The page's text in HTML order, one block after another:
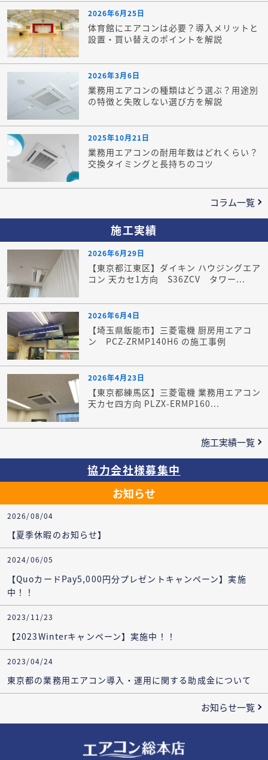
2026年6月25日
体育館にエアコンは必要？導入メリットと
設置・買い替えのポイントを解説
2026年3月6日
業務用エアコンの種類はどう選ぶ？用途別
の特徴と失敗しない選び方を解説
2025年10月21日
業務用エアコンの耐用年数はどれくらい？
交換タイミングと長持ちのコツ
コラム一覧
施工実績
2026年6月29日
【東京都江東区】ダイキン ハウジングエア
コン 天カセ1方向 S36ZCV タワー...
2026年6月4日
【埼玉県飯能市】三菱電機 厨房用エアコ
ン PCZ-ZRMP140H6 の施工事例
2026年4月23日
【東京都練馬区】三菱電機 業務用エアコン
天カセ四方向 PLZX-ERMP160...
施工実績一覧
協力会社様募集中
お知らせ
2026/08/04
【夏季休暇のお知らせ】
2024/06/05
【QuoカードPay5,000円分プレゼントキャンペーン】実施
中！！
2023/11/23
【2023Winterキャンペーン】実施中！！
2023/04/24
東京都の業務用エアコン導入・運用に関する助成金について
お知らせ一覧